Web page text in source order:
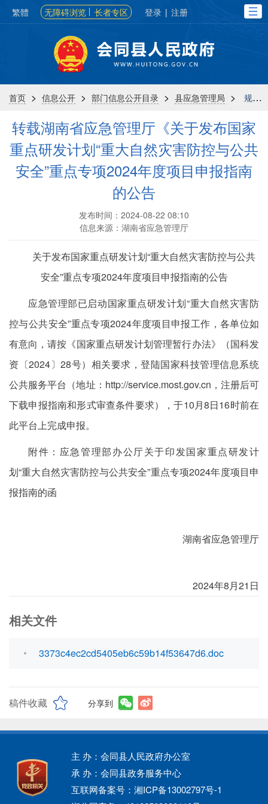
繁體 无障碍浏览 长者专区 登录 | 注册
首页 > 信息公开 > 部门信息公开目录 > 县应急管理局 > 规划计划
转载湖南省应急管理厅《关于发布国家
重点研发计划“重大自然灾害防控与公共
安全”重点专项2024年度项目申报指南
的公告
发布时间：2024-08-22 08:10
信息来源：湖南省应急管理厅
关于发布国家重点研发计划“重大自然灾害防控与公共
安全”重点专项2024年度项目申报指南的公告
应急管理部已启动国家重点研发计划“重大自然灾害防
控与公共安全”重点专项2024年度项目申报工作，各单位如
有意向，请按《国家重点研发计划管理暂行办法》（国科发
资〔2024〕28号）相关要求，登陆国家科技管理信息系统
公共服务平台（地址：http://service.most.gov.cn，注册后可
下载申报指南和形式审查条件要求），于10月8日16时前在
此平台上完成申报。
附件：应急管理部办公厅关于印发国家重点研发计
划“重大自然灾害防控与公共安全”重点专项2024年度项目申
报指南的函
湖南省应急管理厅
2024年8月21日
相关文件
3373c4ec2cd5405eb6c59b14f53647d6.doc
稿件收藏 分享到
主 办：会同县人民政府办公室
承 办：会同县政务服务中心
互联网备案号：湘ICP备13002797号-1